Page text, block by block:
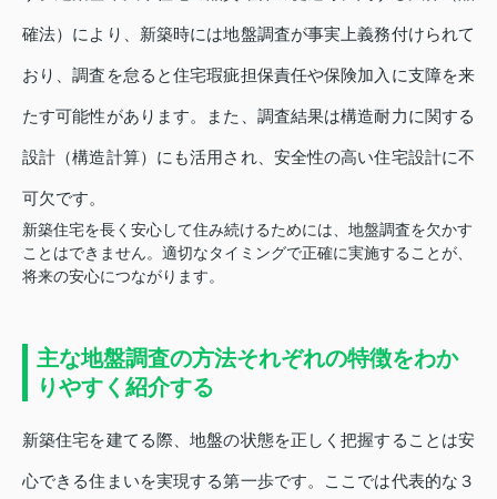
確法）により、新築時には地盤調査が事実上義務付けられて
おり、調査を怠ると住宅瑕疵担保責任や保険加入に支障を来
たす可能性があります。また、調査結果は構造耐力に関する
設計（構造計算）にも活用され、安全性の高い住宅設計に不
可欠です。
新築住宅を長く安心して住み続けるためには、地盤調査を欠かす
ことはできません。適切なタイミングで正確に実施することが、
将来の安心につながります。
主な地盤調査の方法それぞれの特徴をわか
りやすく紹介する
新築住宅を建てる際、地盤の状態を正しく把握することは安
心できる住まいを実現する第一歩です。ここでは代表的な３